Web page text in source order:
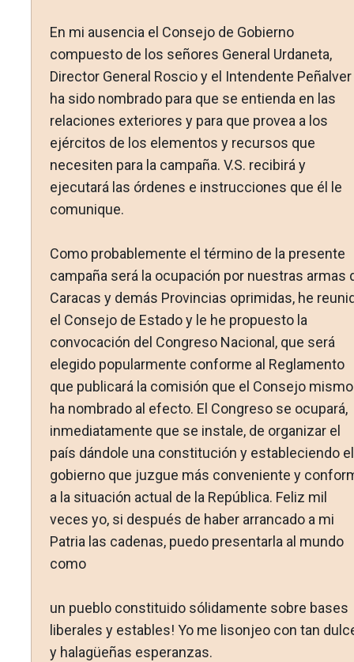
En mi ausencia el Consejo de Gobierno
compuesto de los se­ñores General Urdaneta,
Director General Roscio y el Inten­dente Peñalver
ha sido nombrado para que se entienda en las
relaciones exteriores y para que provea a los
ejércitos de los elementos y recursos que
necesiten para la campaña. V.S. re­cibirá y
ejecutará las órdenes e instrucciones que él le
comu­nique.
Como probablemente el término de la presente
campaña se­rá la ocupación por nuestras armas
Caracas y demás Pro­vincias oprimidas, he
el Consejo de Estado y le he pro­puesto la
convocación del Congreso Nacional, que será
elegido popularmente conforme al Reglamento
que publicará la co­misión que el Consejo mismo
ha nombrado al efecto. El Con­greso se ocupará,
inmediatamente que se instale, de organizar el
país dándole una constitución y estableciendo el
gobierno que juzgue más conveniente y
a la situación actual de la República. Feliz mil
veces yo, si después de haber arran­cado a mi
Patria las cadenas, puedo presentarla al mundo
como
un pueblo constituido sólidamente sobre bases
liberales y esta­bles! Yo me lisonjeo con tan
y halagüeñas esperanzas.